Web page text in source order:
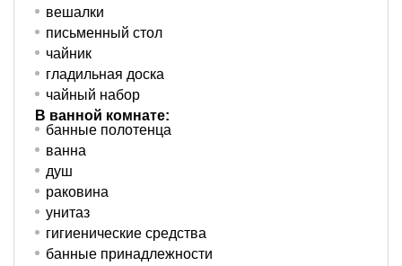
вешалки
письменный стол
чайник
гладильная доска
чайный набор
В ванной комнате:
банные полотенца
ванна
душ
раковина
унитаз
гигиенические средства
банные принадлежности